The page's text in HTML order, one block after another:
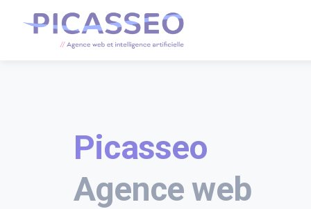
Picasseo
Agence web